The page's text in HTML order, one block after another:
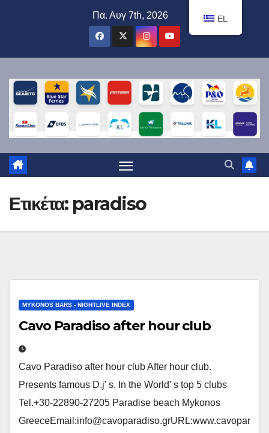
Πα. Αυγ 7th, 2026
Ετικέτα: paradiso
MYKONOS BARS - NIGHTLIVE INDEX
Cavo Paradiso after hour club
Cavo Paradiso after hour club After hour club.
Presents famous D.j’ s. In the World’ s top 5 clubs
Tel.+30-22890-27205 Paradise beach Mykonos
GreeceEmail:info@cavoparadiso.grURL:www.cavopar
EL